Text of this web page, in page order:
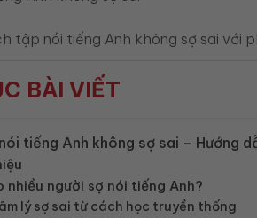
tập nói tiếng Anh không sợ sai với
BÀI VIẾT
tiếng Anh không sợ sai – Hướng
nhiều người sợ nói tiếng Anh?
lý sợ sai từ cách học truyền thống